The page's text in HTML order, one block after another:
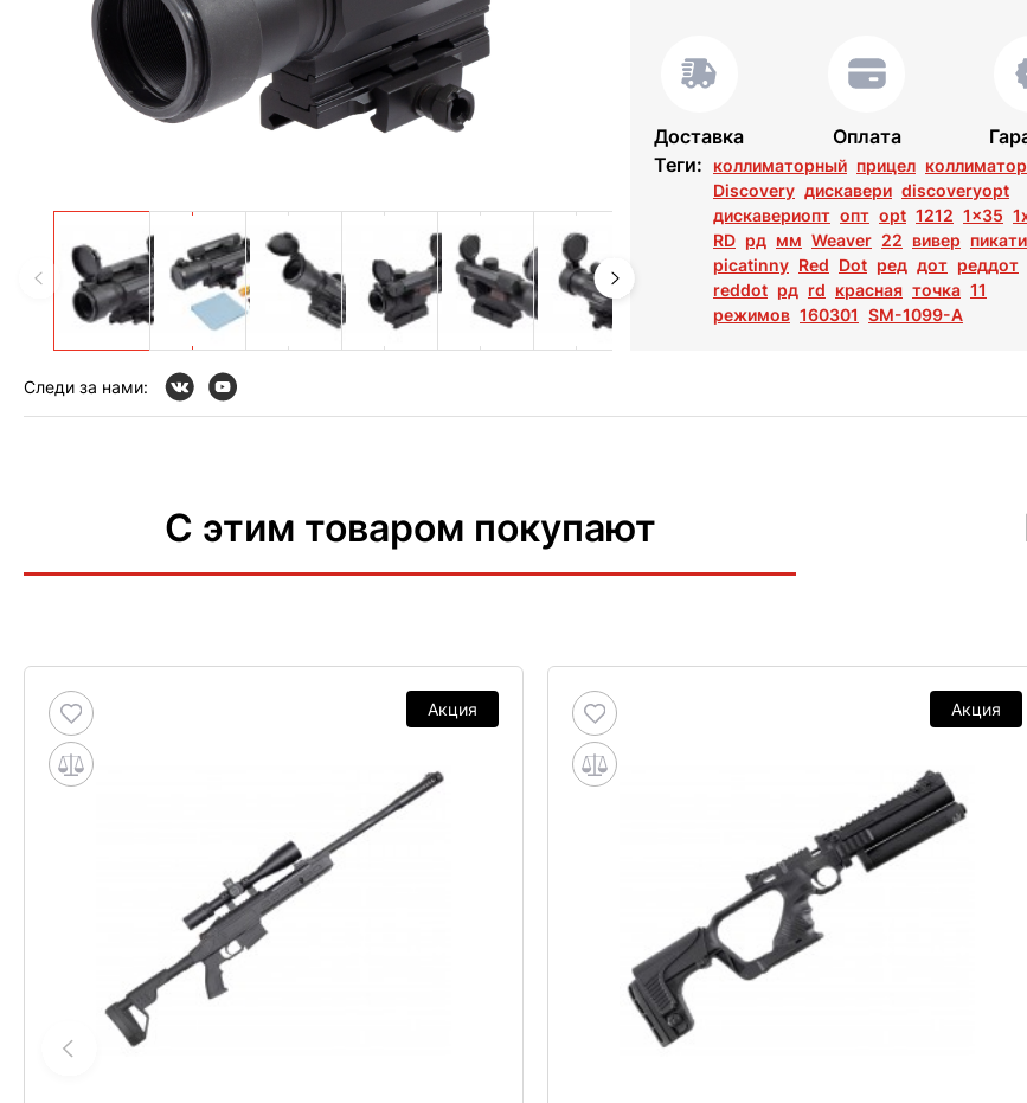
Доставка Оплата
Теги:
коллиматорный прицел коллиматор
Discovery дискавери discoveryopt
дискавериопт опт opt 1212 1x35
RD рд мм Weaver 22 вивер
picatinny Red Dot ред дот реддот
reddot рд rd красная точка 11
режимов 160301 SM-1099-A
Следи за нами:
С этим товаром покупают
Акция Акция